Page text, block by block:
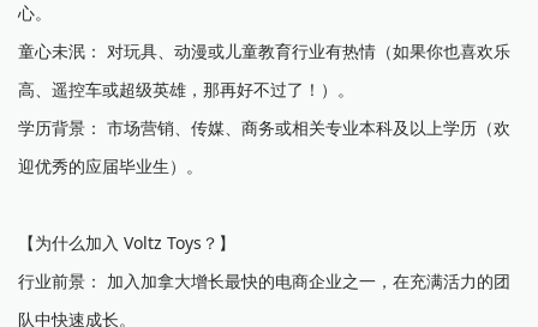
心。
童心未泯： 对玩具、动漫或儿童教育行业有热情（如果你也喜欢乐
高、遥控车或超级英雄，那再好不过了！）。
学历背景： 市场营销、传媒、商务或相关专业本科及以上学历（欢
迎优秀的应届毕业生）。
【为什么加入 Voltz Toys？】
行业前景： 加入加拿大增长最快的电商企业之一，在充满活力的团
队中快速成长。